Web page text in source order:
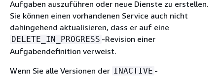
Aufgaben auszuführen oder neue Dienste zu erstellen.
Sie können einen vorhandenen Service auch nicht
dahingehend aktualisieren, dass er auf eine
DELETE_IN_PROGRESS -Revision einer
Aufgabendefinition verweist.
Wenn Sie alle Versionen der INACTIVE -